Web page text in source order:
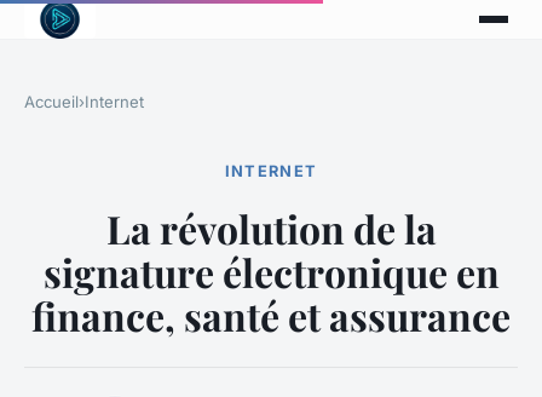
Accueil›Internet
INTERNET
La révolution de la
signature électronique en
finance, santé et assurance